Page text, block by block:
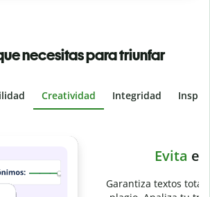
necesitas para triunfar
Creatividad Integridad